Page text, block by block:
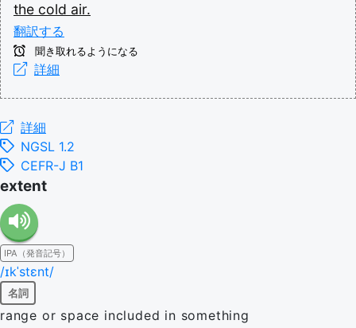
the cold air.
翻訳する
聞き取れるようになる
詳細
詳細
NGSL 1.2
CEFR-J B1
extent
IPA（発音記号）
/ɪkˈstɛnt/
名詞
range or space included in something